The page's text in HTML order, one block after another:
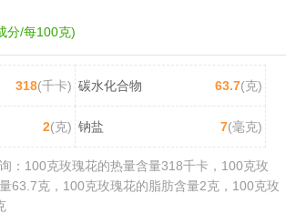
分/每100克)
318(千卡) 碳水化合物 63.7(克)
2(克) 钠盐 7(毫克)
：100克玫瑰花的热量含量318千卡，100克玫
63.7克，100克玫瑰花的脂肪含量2克，100克玫